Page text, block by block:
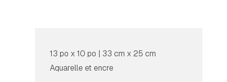
13 po x 10 po | 33 cm x 25 cm
Aquarelle et encre